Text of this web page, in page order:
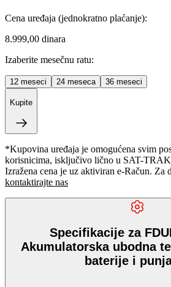
Cena uređaja (jednokratno plaćanje):
8.999,00 dinara
Izaberite mesečnu ratu:
12 meseci 24 meseca 36 meseci
Kupite
*Kupovina uređaja je omogućena svim
korisnicima, isključivo lično u SAT-
Izražena cena je uz aktiviran e-Račun. Za
kontaktirajte nas
Specifikacije za
Akumulatorska ubodna
baterije i